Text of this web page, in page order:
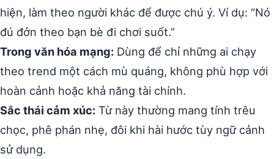
hiện, làm theo người khác để được chú ý. Ví dụ: “Nó
đú đởn theo bạn bè đi chơi suốt.”
Trong văn hóa mạng: Dùng để chỉ những ai chạy
theo trend một cách mù quáng, không phù hợp với
hoàn cảnh hoặc khả năng tài chính.
Sắc thái cảm xúc: Từ này thường mang tính trêu
chọc, phê phán nhẹ, đôi khi hài hước tùy ngữ cảnh
sử dụng.